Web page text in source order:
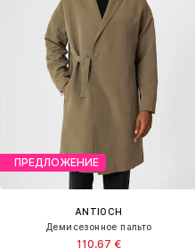
ПРЕДЛОЖЕНИЕ
ANTIOCH
Демисезонное пальто
110,67 €